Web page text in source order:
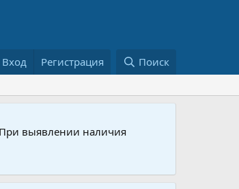
Вход Регистрация Поиск
При выявлении наличия